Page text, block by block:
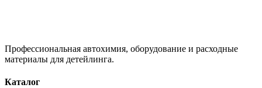
Профессиональная автохимия, оборудование и расходные
материалы для детейлинга.
Каталог